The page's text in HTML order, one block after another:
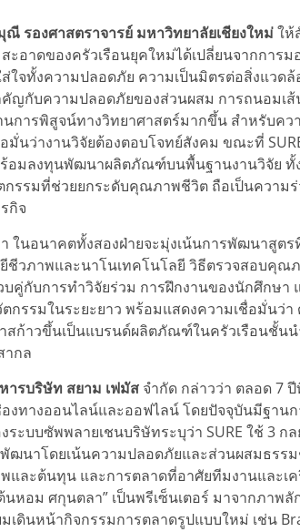
รองศาสตราจารย์ มหาวิทยาลัยเชียงใหม่ให้
อาดของครัวเรือนยุคใหม่ได้เปลี่ยนจากการ
ส่ใจทั้งความปลอดภัย ความเป็นมิตรต่อสิ่งแว
ญกับความปลอดภัยของส่วนผสม การถนอมเส้
การพิสูจน์ทางวิทยาศาสตร์มากขึ้น สำหรับคว
มั่นว่างานวิจัยต้องตอบโจทย์สังคม ขณะที่
อมลงทุนพัฒนาผลิตภัณฑ์บนพื้นฐานงานวิจัย ทั้
กรรมที่ช่วยยกระดับคุณภาพชีวิต ถือเป็นความ
กิจ
ในอนาคตทั้งสองฝ่ายจะมุ่งเน้นการพัฒนาสูต
ชีวภาพและนาโนเทคโนโลยี วิธีตรวจสอบคุณ
คู่กับการทำวิจัยร่วม การฝึกงานของนักศึกษา
ตกรรมในระยะยาว พร้อมแสดงความเชื่อมั่น
าสก้าวขึ้นเป็นแบรนด์ผลิตภัณฑ์ในครัวเรือนชั้น
ากล
ารบริษัท สยาม เฟมัส จำกัด กล่าวว่า ตลอด 7
องทางออนไลน์และออฟไลน์ โดยปัจจุบันมีฐาน
ระบบซัพพลายเชนบริษัทระบุว่า SURE ใช้ 3
ฒนาโดยเน้นความปลอดภัยและส่วนผสมธรร
ละต้นทุน และการตลาดที่อาศัยทีมงานและเค
นหอม ศกุนตลา” เป็นพรีเซ็นเตอร์ มาจากภาพ
เดินหน้ากิจกรรมการตลาดรูปแบบใหม่ เช่น